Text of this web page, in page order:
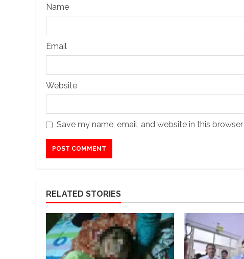
Name
Email
Website
Save my name, email, and website in this
RELATED STORIES